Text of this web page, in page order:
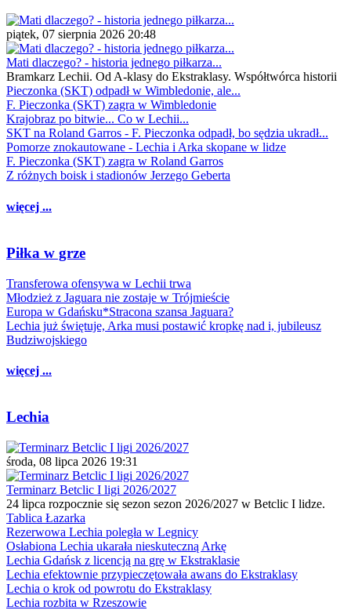
piątek, 07 sierpnia 2026 20:48
Mati dlaczego? - historia jednego piłkarza...
Bramkarz Lechii. Od A-klasy do Ekstraklasy. Współtwórca historii
Pieczonka (SKT) odpadł w Wimbledonie, ale...
F. Pieczonka (SKT) zagra w Wimbledonie
Krajobraz po bitwie... Co w Lechii...
SKT na Roland Garros - F. Pieczonka odpadł, bo sędzia ukradł...
Pomorze znokautowane - Lechia i Arka skopane w lidze
F. Pieczonka (SKT) zagra w Roland Garros
Z różnych boisk i stadionów Jerzego Geberta
więcej ...
Piłka w grze
Transferowa ofensywa w Lechii trwa
Młodzież z Jaguara nie zostaje w Trójmieście
Europa w Gdańsku*Stracona szansa Jaguara?
Lechia już świętuje, Arka musi postawić kropkę nad i, jubileusz
Budziwojskiego
więcej ...
Lechia
środa, 08 lipca 2026 19:31
Terminarz Betclic I ligi 2026/2027
24 lipca rozpocznie się sezon sezon 2026/2027 w Betclic I lidze.
Tablica Łazarka
Rezerwowa Lechia poległa w Legnicy
Osłabiona Lechia ukarała nieskuteczną Arkę
Lechia Gdańsk z licencją na grę w Ekstraklasie
Lechia efektownie przypieczętowała awans do Ekstraklasy
Lechia o krok od powrotu do Ekstraklasy
Lechia rozbita w Rzeszowie